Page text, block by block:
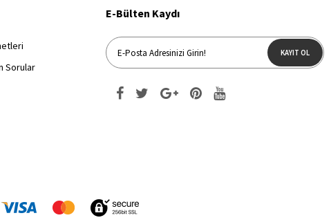
Sorular
E-Bülten Kaydı
KAYIT OL